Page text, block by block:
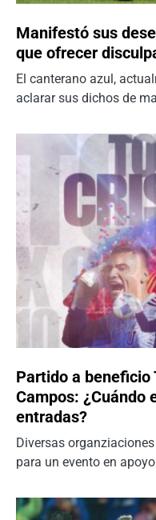
Manifestó sus
que ofrecer
El canterano azul,
aclarar sus dichos de
Partido a beneficio
Campos: ¿Cuándo
entradas?
Diversas
para un evento en